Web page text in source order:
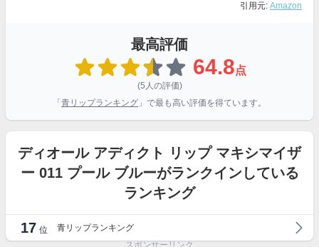
引用元: Amazon
最高評価
64.8点
(5人の評価)
「 青リップランキング 」で最も高い評価を得ています。
ディオール アディクト リップ マキシマイザ
ー 011 プール ブルーがランクインしている
ランキング
17 位
青リップランキング
スポンサーリンク